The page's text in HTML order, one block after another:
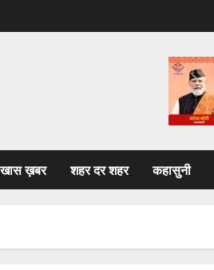
खास ख़बर शहर दर शहर कहासुनी